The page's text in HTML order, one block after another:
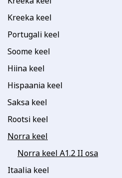
Kreeka keel
Portugali keel
Soome keel
Hiina keel
Hispaania keel
Saksa keel
Rootsi keel
Norra keel
Norra keel A1.2 II osa
Itaalia keel